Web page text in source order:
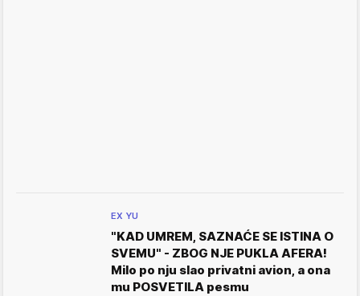
EX YU
"KAD UMREM, SAZNAĆE SE ISTINA O
SVEMU" - ZBOG NJE PUKLA AFERA!
Milo po nju slao privatni avion, a ona
mu POSVETILA pesmu